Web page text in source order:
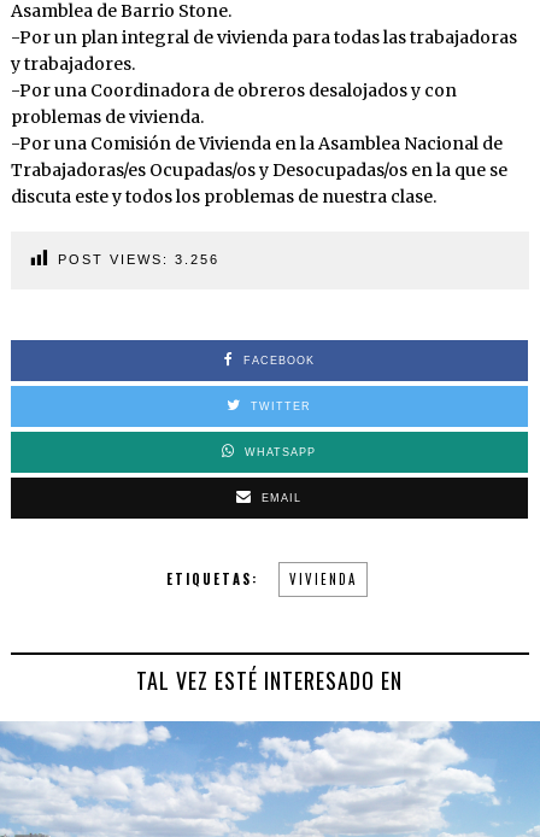
Asamblea de Barrio Stone.
-Por un plan integral de vivienda para todas las trabajadoras
y trabajadores.
-Por una Coordinadora de obreros desalojados y con
problemas de vivienda.
-Por una Comisión de Vivienda en la Asamblea Nacional de
Trabajadoras/es Ocupadas/os y Desocupadas/os en la que se
discuta este y todos los problemas de nuestra clase.
POST VIEWS: 3.256
FACEBOOK
TWITTER
WHATSAPP
EMAIL
ETIQUETAS: VIVIENDA
TAL VEZ ESTÉ INTERESADO EN